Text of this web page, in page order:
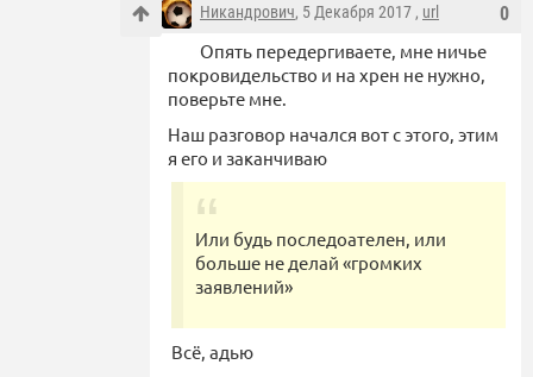
0
Никандрович, 5 Декабря 2017 , url
Опять передергиваете, мне ничье
покровидельство и на хрен не нужно,
поверьте мне.
Наш разговор начался вот с этого, этим
я его и заканчиваю
Или будь последоателен, или
больше не делай «громких
заявлений»
Всё, адью